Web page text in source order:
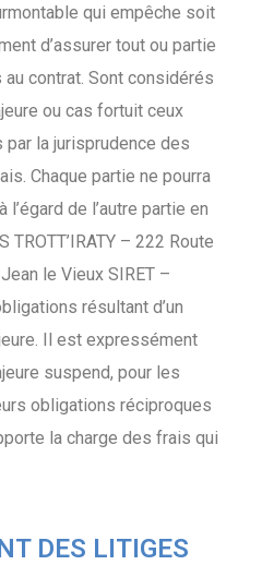
qui empêche soit
d’assurer tout ou partie
contrat. Sont considérés
ou cas fortuit ceux
la jurisprudence des
Chaque partie ne pourra
de l’autre partie en
TROTT’IRATY – 222 Route
le Vieux SIRET –
résultant d’un
Il est expressément
suspend, pour les
obligations réciproques
la charge des frais qui
DES LITIGES